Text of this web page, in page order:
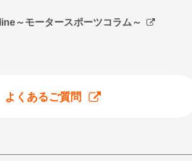
～モータースポーツコラム～
よくあるご質問